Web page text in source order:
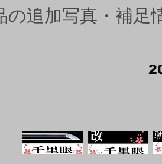
の追加写真・補足